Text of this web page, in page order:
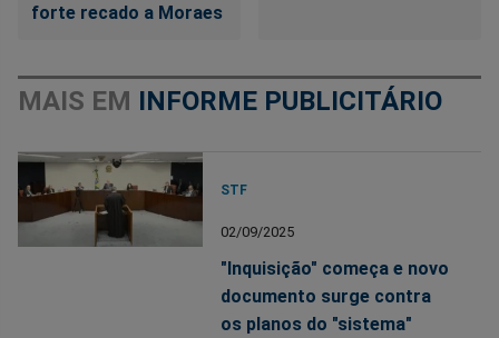
forte recado a Moraes
MAIS EM INFORME PUBLICITÁRIO
STF
02/09/2025
"Inquisição" começa e novo
documento surge contra
os planos do "sistema"